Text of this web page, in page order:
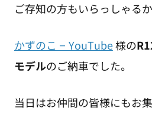
ご存知の方もいらっしゃる
かずのこ – YouTube様の
モデルのご納車でした。
当日はお仲間の皆様にもお